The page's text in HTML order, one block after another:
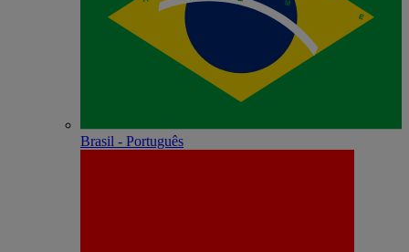
Brasil - Português